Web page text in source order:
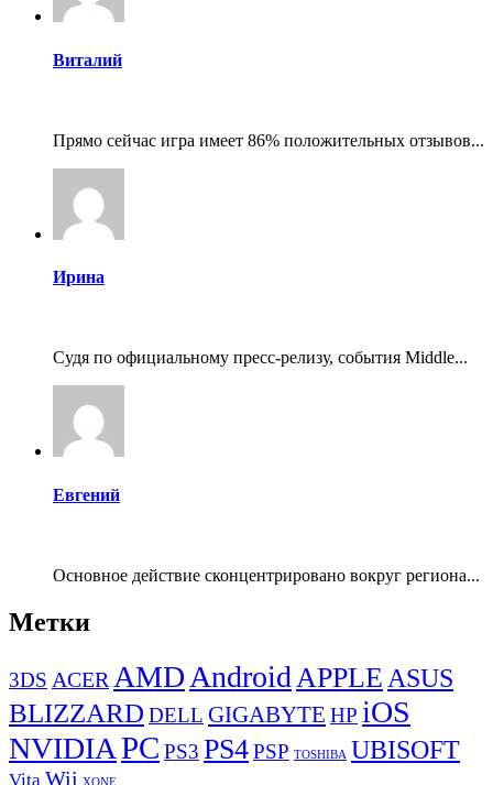
Виталий
Прямо сейчас игра имеет 86% положительных отзывов...
Ирина
Судя по официальному пресс-релизу, события Middle...
Евгений
Основное действие сконцентрировано вокруг региона...
Метки
3DS ACER AMD Android APPLE ASUS
BLIZZARD DELL GIGABYTE HP iOS
NVIDIAPC PS3 PS4PSP TOSHIBA UBISOFT
Vita Wii XONE